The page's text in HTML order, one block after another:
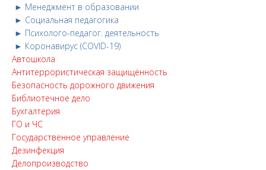
► Менеджмент в образовании
► Социальная педагогика
► Психолого-педагог. деятельность
► Коронавирус (COVID-19)
Автошкола
Антитеррористическая защищённость
Безопасность дорожного движения
Библиотечное дело
Бухгалтерия
ГО и ЧС
Государственное управление
Дезинфекция
Делопроизводство